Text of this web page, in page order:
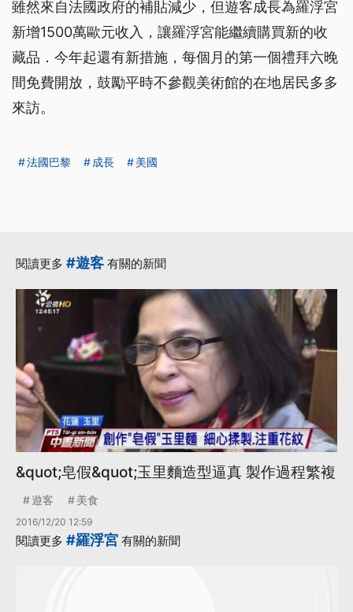
雖然來自法國政府的補貼減少，但遊客成長為羅浮宮
新增1500萬歐元收入，讓羅浮宮能繼續購買新的收
藏品．今年起還有新措施，每個月的第一個禮拜六晚
間免費開放，鼓勵平時不參觀美術館的在地居民多多
來訪。
法國巴黎 成長 美國
閱讀更多 #遊客 有關的新聞
&quot;皂假&quot;玉里麵造型逼真 製作過程繁複
遊客 美食
2016/12/20 12:59
閱讀更多 #羅浮宮 有關的新聞